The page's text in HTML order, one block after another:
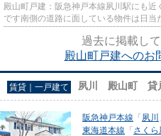
殿山町戸建：阪急神戸本線夙川駅にも
です南側の道路に面している物件は日当
を扱う和倉住宅までのご連絡は...
過去に掲載し
殿山町戸建へのお
賃貸｜一戸建て 夙川 殿山町 貸
阪急神戸本線 「夙川
東海道本線 「さくら